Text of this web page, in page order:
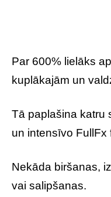
Par 600% lielāks
kuplākajām un
Tā paplašina katru
un intensīvo FullFx
Nekāda biršanas,
vai salipšanas.